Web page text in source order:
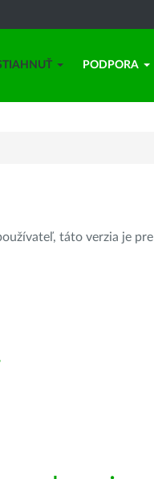
PODPORA
táto verzia je pre